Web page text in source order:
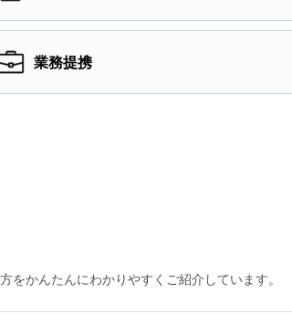
業務提携
かんたんにわかりやすくご紹介しています。